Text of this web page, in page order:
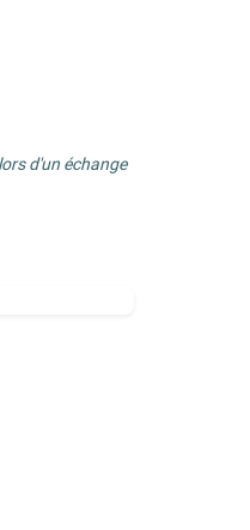
d'un échange